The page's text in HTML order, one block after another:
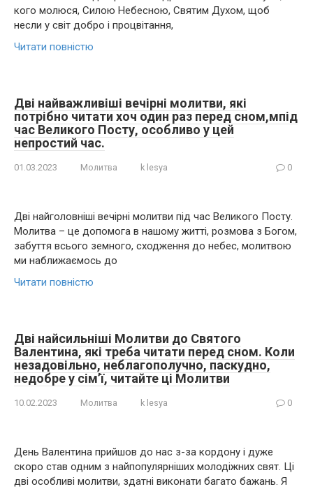
кого молюся, Силою Небесною, Святим Духом, щоб
несли у світ добро і процвітання,
Читати повністю
Дві найважливіші вечірні молитви, які
потрібно читати хоч один раз перед сном,мпід
час Великого Посту, особливо у цей
непростий час.
01.03.2023 Молитва k lesya 0
Дві найголовніші вечірні молитви під час Великого Посту.
Молитва – це допомога в нашому житті, розмова з Богом,
забуття всього земного, сходження до небес, молитвою
ми наближаємось до
Читати повністю
Дві найсильніші Молитви до Святого
Валентина, які треба читати перед сном. Коли
незадовільно, неблагополучно, паскудно,
недобре у сім’ї, читайте ці Молитви
10.02.2023 Молитва k lesya 0
День Валентина прийшов до нас з-за кордону і дуже
скоро став одним з найпопулярніших молодіжних свят. Ці
дві особливі молитви, здатні виконати багато бажань. Я